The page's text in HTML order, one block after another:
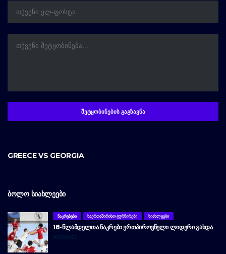
GREECE VS GEORGIA
ᲑᲝᲚᲝ ᲡᲘᲐᲮᲚᲔᲔᲑᲘ
ᲜᲐᲙᲠᲔᲑᲔᲑᲘ ᲡᲐᲔᲠᲗᲐᲨᲘᲠᲘᲡᲝ ᲢᲣᲠᲜᲘᲠᲔᲑᲘ ᲡᲘᲐᲮᲚᲔᲔᲑᲘ
18-ᲬᲚᲐᲛᲓᲔᲚᲗᲐ ᲜᲐᲙᲠᲔᲑᲘ ᲔᲠᲗᲞᲘᲠᲝᲕᲜᲣᲚᲘ ᲚᲘᲓᲔᲠᲘ ᲒᲐᲮᲓᲐ
06/08/2026